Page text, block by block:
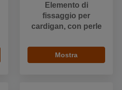
Elemento di
fissaggio per
cardigan, con perle
Mostra